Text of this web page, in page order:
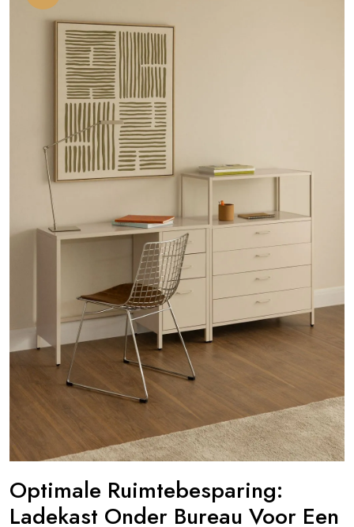
Optimale Ruimtebesparing:
Ladekast Onder Bureau Voor Een